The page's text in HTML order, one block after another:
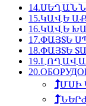
15.ԿԱՎԵ
16.ԿԱՎԵ
17.ՓԱՅՏԵ
18.ՓԱՅՏԵ
ՄՍԻ